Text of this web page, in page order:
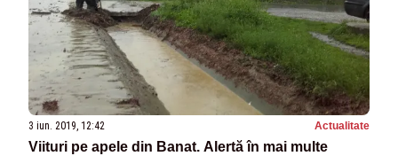
3 iun. 2019, 12:42 Actualitate
Viituri pe apele din Banat. Alertă în mai multe